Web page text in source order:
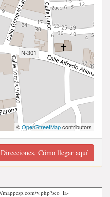
©OpenStreetMapcontributors
Direcciones, Cómo llegar aquí